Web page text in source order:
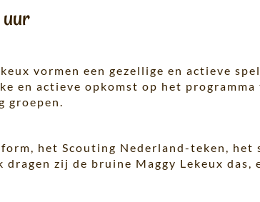
vormen een gezellige en actieve
en actieve opkomst op het
groepen.
het Scouting Nederland-teken, het
zij de bruine Maggy Lekeux das,